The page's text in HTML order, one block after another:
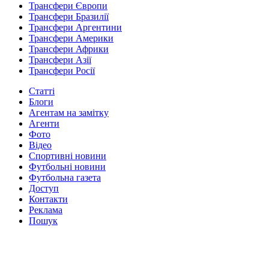
Трансфери Європи
Трансфери Бразилії
Трансфери Аргентини
Трансфери Америки
Трансфери Африки
Трансфери Азії
Трансфери Росії
Статті
Блоги
Агентам на замітку
Агенти
Фото
Відео
Спортивні новини
Футбольні новини
Футбольна газета
Доступ
Контакти
Реклама
Пошук